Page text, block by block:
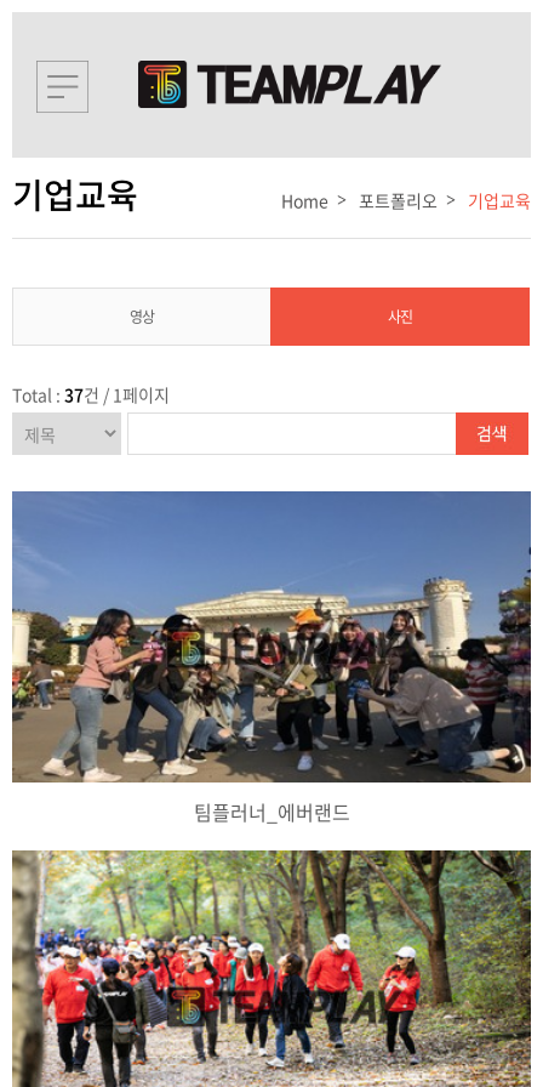
기업교육 Home 포트폴리오 기업교육
영상 사진
Total : 37건 / 1페이지
팀플러너_에버랜드